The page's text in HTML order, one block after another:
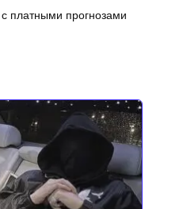
платными прогнозами